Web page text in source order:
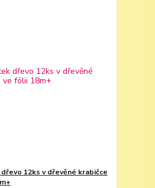
12ks v dřevěné krabičce